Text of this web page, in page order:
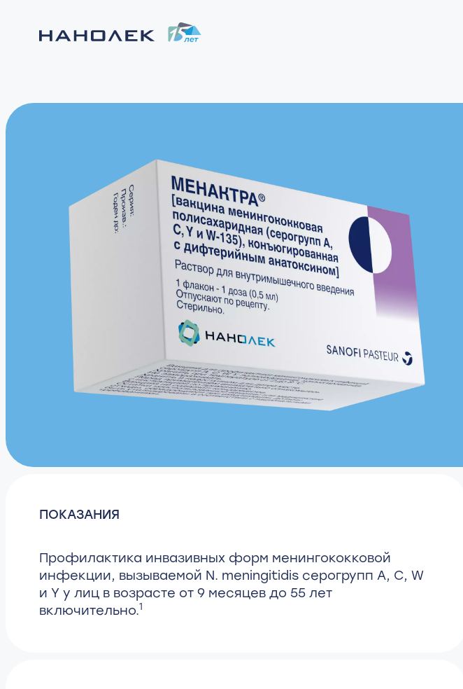
ПОКАЗАНИЯ
Профилактика инвазивных форм менингококковой
инфекции, вызываемой N. meningitidis серогрупп A, C, W
и Y у лиц в возрасте от 9 месяцев до 55 лет
включительно.1